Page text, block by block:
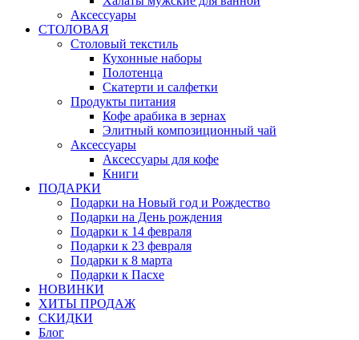
Аксессуары
СТОЛОВАЯ
Столовый текстиль
Кухонные наборы
Полотенца
Скатерти и салфетки
Продукты питания
Кофе арабика в зернах
Элитный композиционный чай
Аксессуары
Аксессуары для кофе
Книги
ПОДАРКИ
Подарки на Новый год и Рождество
Подарки на День рождения
Подарки к 14 февраля
Подарки к 23 февраля
Подарки к 8 марта
Подарки к Пасхе
НОВИНКИ
ХИТЫ ПРОДАЖ
СКИДКИ
Блог